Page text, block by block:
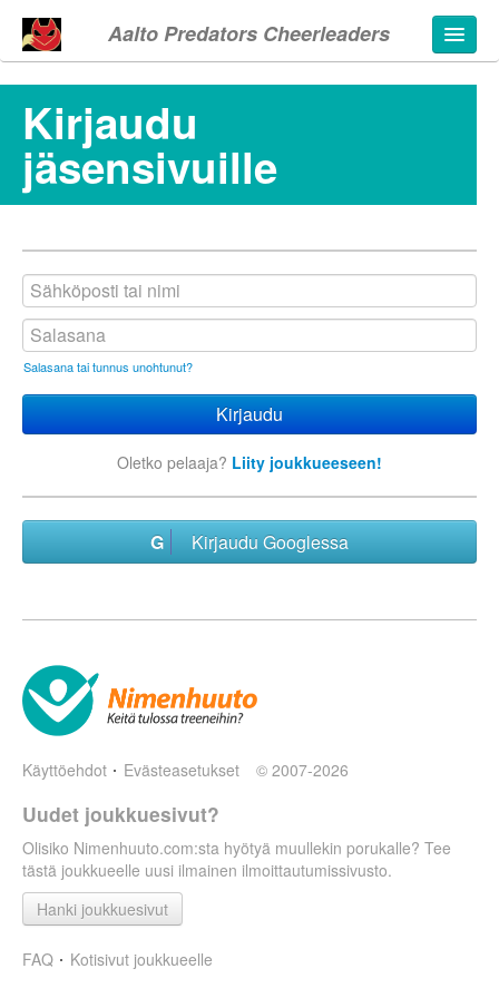
Aalto Predators Cheerleaders
Kirjaudu
jäsensivuille
Salasana tai tunnus unohtunut?
Oletko pelaaja? Liity joukkueeseen!
Kirjaudu Googlessa
Käyttöehdot Evästeasetukset © 2007-2026
Uudet joukkuesivut?
Olisiko Nimenhuuto.com:sta hyötyä muullekin porukalle? Tee
tästä joukkueelle uusi ilmainen ilmoittautumissivusto.
Hanki joukkuesivut
FAQ Kotisivut joukkueelle